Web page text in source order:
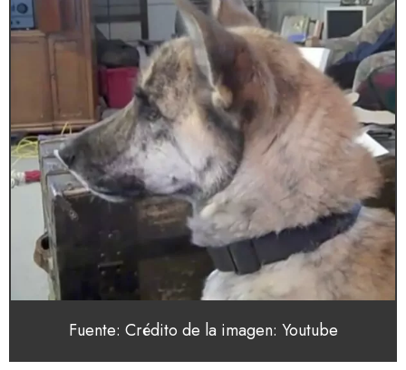
Fuente: Crédito de la imagen: Youtube